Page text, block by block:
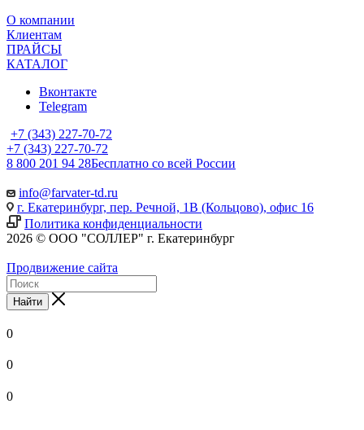
О компании
Клиентам
ПРАЙСЫ
КАТАЛОГ
Вконтакте
Telegram
+7 (343) 227-70-72
+7 (343) 227-70-72
8 800 201 94 28Бесплатно со всей России
info@farvater-td.ru
г. Екатеринбург, пер. Речной, 1В (Кольцово), офис 16
Политика конфиденциальности
2026 © ООО "СОЛЛЕР" г. Екатеринбург
Продвижение сайта
Найти
0
0
0